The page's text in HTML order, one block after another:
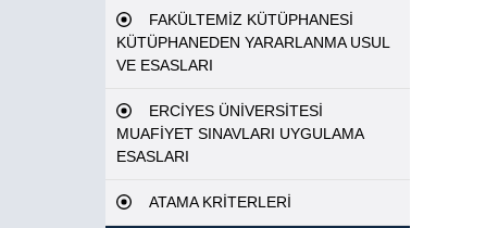
FAKÜLTEMİZ KÜTÜPHANESİ
KÜTÜPHANEDEN YARARLANMA USUL
VE ESASLARI
ERCİYES ÜNİVERSİTESİ
MUAFİYET SINAVLARI UYGULAMA
ESASLARI
ATAMA KRİTERLERİ